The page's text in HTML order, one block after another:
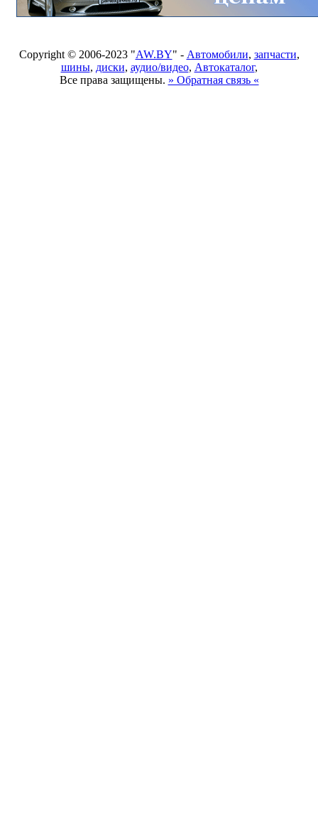
Copyright © 2006-2023 "AW.BY" - Автомобили, запчасти,
шины, диски, аудио/видео, Автокаталог,
Все права защищены. » Обратная связь «